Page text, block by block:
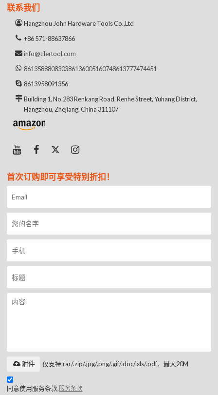
联系我们
Hangzhou John Hardware Tools Co.,Ltd
+86 571-88637866
info@tilertool.com
861358880830386136005160748613777474451
8613958091356
Building 1, No.283 Renkang Road, Renhe Street, Yuhang District,
Hangzhou, Zhejiang, China 311107
首次订购即可享受特别折扣！
仅支持.rar/.zip/.jpg/.png/.gif/.doc/.xls/.pdf，最大20M
附件
同意使用服务条款,服务条款